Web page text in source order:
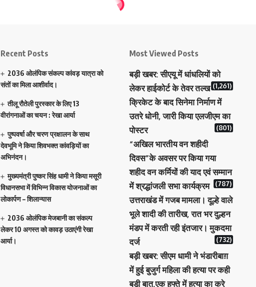
Recent Posts
2036 ओलंपिक संकल्प कांवड़ यात्रा को
संतों का मिला आशीर्वाद।
तीलू रौतेली पुरस्कार के लिए 13
वीरांगनाओं का चयन : रेखा आर्या
पुष्पवर्षा और चरण प्रक्षालन के साथ
देवभूमि ने किया शिवभक्त कांवड़ियों का
अभिनंदन।
मुख्यमंत्री पुष्कर सिंह धामी ने किया मसूरी
विधानसभा में विभिन्न विकास योजनाओं का
लोकार्पण – शिलान्यास
2036 ओलंपिक मेजबानी का संकल्प
लेकर 10 अगस्त को कावड़ उठाएंगी रेखा
आर्या।
Most Viewed Posts
बड़ी खबर: सीएयू में धांधलियों को
लेकर हाईकोर्ट के तेवर तल्ख (1,261)
क्रिकेट के बाद सिनेमा निर्माण में
उतरे धोनी, जारी किया एलजीएम का
पोस्टर
(801)
“अखिल भारतीय वन शहीदी
दिवस”के अवसर पर किया गया
शहीद वन कर्मियों की याद एवं सम्मान
में श्रद्धांजली सभा कार्यक्रम
(787)
उत्तराखंड में गजब मामला। दूल्हे वाले
भूले शादी की तारीख, रात भर दुल्हन
मंडप में करती रही इंतजार। मुकदमा
दर्ज
(732)
बड़ी खबर: सीएम धामी ने भंडारीबाग़
में हुई बुजुर्ग महिला की हत्या पर कही
बड़ी बात,एक हफ्ते में हत्या का करे